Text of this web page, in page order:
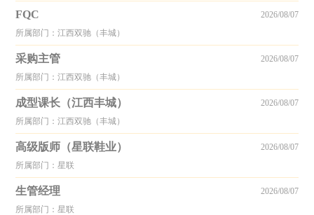
FQC
所属部门：江西双驰（丰城）
2026/08/07
采购主管
所属部门：江西双驰（丰城）
2026/08/07
成型课长（江西丰城）
所属部门：江西双驰（丰城）
2026/08/07
高级版师（星联鞋业）
所属部门：星联
2026/08/07
生管经理
所属部门：星联
2026/08/07